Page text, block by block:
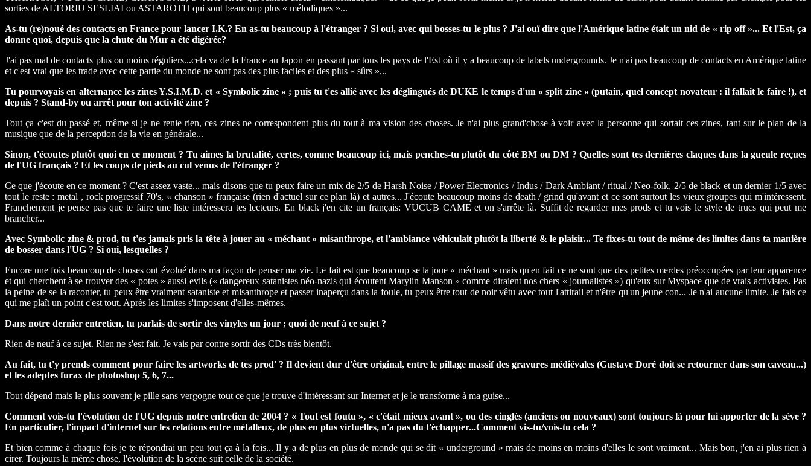
sorties de ALTORIU SESLIAI ou ASTAROTH qui sont beaucoup plus « mélodiques »...
As-tu (re)noué des contacts en France pour lancer I.K.? En as-tu beaucoup à l'étranger ? Si oui, avec qui bosses-tu le plus ? J'ai ouï dire que l'Amérique latine était un nid de « rip off »... Et l'Est, ça
donne quoi, depuis que la chute du Mur a été digérée?
J'ai pas mal de contacts plus ou moins réguliers...cela va de la France au Japon en passant par tous les pays de l'Est où il y a beaucoup de labels undergrounds. Je n'ai pas beaucoup de contacts en Amérique latine
et c'est vrai que les trade avec cette partie du monde ne sont pas des plus faciles et des plus « sûrs »...
Tu pourvoyais en alternance les zines Y.S.I.M.D. et « Symbolic zine » ; puis tu t'es allié avec les déglingués de DUKE le temps d'un « split zine » (putain, quel concept novateur : il fallait le faire !), et
depuis ? Stand-by ou arrêt pour ton activité zine ?
Tout ça c'est du passé et, même si je ne renie rien, ces zines ne correspondent plus du tout à ma vision des choses. Je n'ai plus grand'chose à voir avec la personne qui sortait ces zines, tant sur le plan de la
musique que de la perception de la vie en générale...
Sinon, t'écoutes plutôt quoi en ce moment ? Tu aimes la brutalité, certes, comme beaucoup ici, mais penches-tu plutôt du côté BM ou DM ? Quelles sont tes dernières claques dans la gueule reçues
de l'UG français ? Et les coups de pieds au cul venus de l'étranger ?
Ce que j'écoute en ce moment ? C'est assez vaste... mais disons que tu peux faire un mix de 2/5 de Harsh Noise / Power Electronics / Indus / Dark Ambiant / ritual / Neo-folk, 2/5 de black et un dernier 1/5 avec
tout le reste : metal , rock progressif 70's, « chanson » française (rien d'actuel sur ce plan là) et autres... J'écoute beaucoup moins de death / grind qu'avant et ce sont surtout les vieux groupes qui m'intéressent.
Franchement je pense pas que te faire une liste intéressera tes lecteurs. En black j'en cite un français: VUCUB CAME et on s'arrête là. Suffit de regarder mes prods et tu vois le style de trucs qui peut me
brancher...
Avec Symbolic zine & prod, tu t'es jamais pris la tête à jouer au « méchant » misanthrope, et l'ambiance véhiculait plutôt la liberté & le plaisir... Te fixes-tu tout de même des limites dans ta manière
de bosser dans l'UG ? Si oui, lesquelles ?
Encore une fois beaucoup de choses ont évolué dans ma façon de penser ma vie. Le fait est que beaucoup se la joue « méchant » mais qu'en fait ce ne sont que des petites merdes préoccupées par leur apparence
et qui cherchent à se trouver des « potes » aussi evils (« dangereux satanistes néo-nazis qui écoutent Marylin Manson » comme diraient nos chers « journalistes ») qu'eux sur Myspace que de vrais activistes. Pas
la peine de se la raconter, tu peux être vraiment sataniste et misanthrope et passer inaperçu dans la foule, tu peux être tout de noir vêtu avec tout l'attirail et n'être qu'un jeune con... Je n'ai aucune limite. Je fais ce
qui me plaît un point c'est tout. Après les limites s'imposent d'elles-mêmes.
Dans notre dernier entretien, tu parlais de sortir des vinyles un jour ; quoi de neuf à ce sujet ?
Rien de neuf à ce sujet. Rien ne s'est fait. Je vais par contre sortir des CDs très bientôt.
Au fait, tu t'y prends comment pour faire les artworks de tes prod' ? Il devient dur d'être original, entre le pillage massif des gravures médiévales (Gustave Doré doit se retourner dans son caveau...)
et les adeptes furax de photoshop 5, 6, 7...
Tout dépend mais le plus souvent je pille sans vergogne tout ce que je trouve d'intéressant sur Internet et je le transforme à ma guise...
Comment vois-tu l'évolution de l'UG depuis notre entretien de 2004 ? « Tout est foutu », « c'était mieux avant », ou des cinglés (anciens ou nouveaux) sont toujours là pour lui apporter de la sève ?
En particulier, l'impact d'internet sur les relations entre métalleux, de plus en plus virtuelles, n'a pas du t'échapper...Comment vis-tu/vois-tu cela ?
Et bien comme à chaque fois je te répondrai un peu tout ça à la fois... Il y a de plus en plus de monde qui se dit « underground » mais de moins en moins d'elles le sont vraiment... Mais bon, j'en ai plus rien à
cirer. Toujours la même chose, l'évolution de la scène suit celle de la société.